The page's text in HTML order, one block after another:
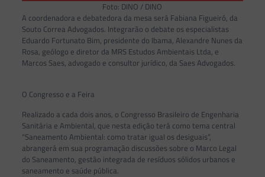
Foto: DINO / DINO
A coordenadora e debatedora da mesa será Fabiana Figueiró, da
Souto Correa Advogados. Integrarão o debate os especialistas
Eduardo Fortunato Bim, presidente do Ibama, Alexandre Nunes da
Rosa, geólogo e diretor da MRS Estudos Ambientais Ltda, e
Marcos Saes, advogado e consultor jurídico, da Saes Advogados.
O Congresso e a Feira
Realizado a cada dois anos, o Congresso Brasileiro de Engenharia
Sanitária e Ambiental, que nesta edição terá como tema central
“Saneamento Ambiental: como tratar igual os desiguais”,
abrangerá em sua programação discussões sobre o Marco Legal
do Saneamento, gestão integrada de resíduos sólidos urbanos e
saneamento e saúde pública.